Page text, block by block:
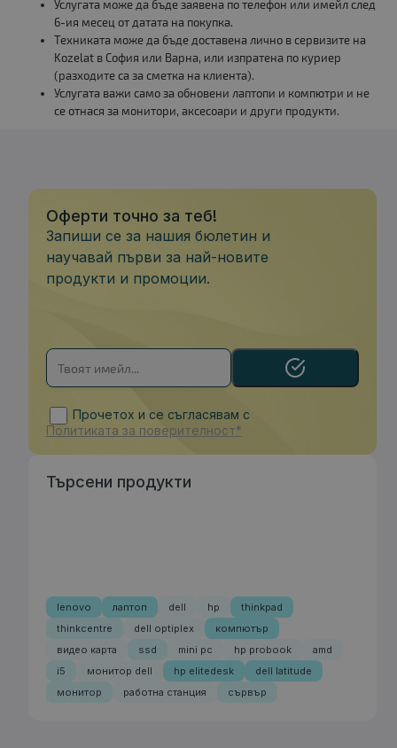
Услугата може да бъде заявена по телефон или имейл след
6-ия месец от датата на покупка.
Техниката може да бъде доставена лично в сервизите на
Kozelat в София или Варна, или изпратена по куриер
(разходите са за сметка на клиента).
Услугата важи само за обновени лаптопи и компютри и не
се отнася за монитори, аксесоари и други продукти.
Оферти точно за теб!
Запиши се за нашия бюлетин и
научавай първи за най-новите
продукти и промоции.
Прочетох и се съгласявам с
Политиката за поверителност*
Търсени продукти
lenovo лаптоп dell hp
thinkpad
thinkcentre
dell optiplex
компютър
видео карта
ssd mini pc hp probook
amd
i5
монитор dell hp elitedesk
dell latitude
монитор
работна станция сървър